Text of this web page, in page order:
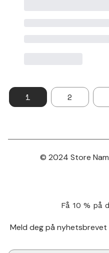
1 2
© 2024 Store
Få 10 % på
Meld deg på